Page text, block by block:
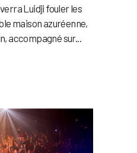
Luidji fouler les
maison azuréenne,
accompagné sur...